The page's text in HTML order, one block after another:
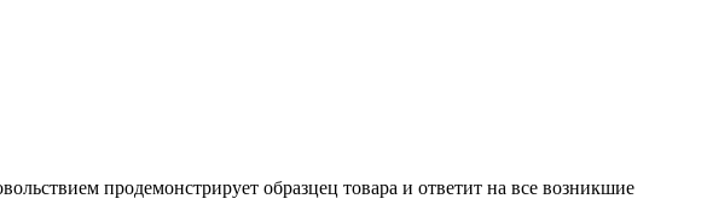
продемонстрирует образцец товара и ответит на все возникшие